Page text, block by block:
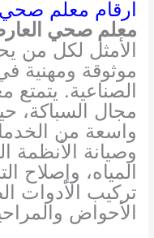
ارقام معلم صحي
معلم صحي
الأمثل لكل من
موثوقة ومهنية
الصناعية. يتمتع
مجال السباكة،
واسعة من
وصيانة
المياه، وإصلاح
تركيب الأدوات
الأحواض